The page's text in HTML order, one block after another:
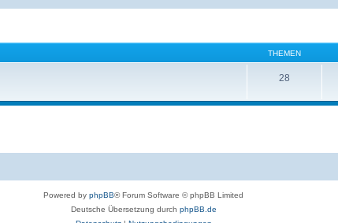
THEMEN
28
Powered by phpBB® Forum Software © phpBB Limited
Deutsche Übersetzung durch phpBB.de